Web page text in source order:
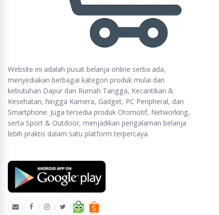
Website ini adalah pusat belanja online serba ada,
menyediakan berbagai kategori produk mulai dari
kebutuhan Dapur dan Rumah Tangga, Kecantikan &
Kesehatan, hingga Kamera, Gadget, PC Peripheral, dan
Smartphone. Juga tersedia produk Otomotif, Networking,
serta Sport & Outdoor, menjadikan pengalaman belanja
lebih praktis dalam satu platform terpercaya.